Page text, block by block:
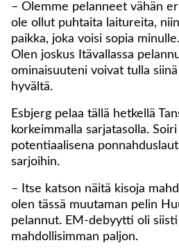
– Olemme pelanneet vähän
ole ollut puhtaita laitureita,
paikka, joka voisi sopia
Olen joskus Itävallassa
ominaisuuteni voivat tulla
hyvältä.
Esbjerg pelaa tällä hetkellä
korkeimmalla sarjatasolla.
potentiaalisena
sarjoihin.
– Itse katson näitä kisoja
olen tässä muutaman pelin
pelannut. EM-debyytti oli siisti
mahdollisimman paljon.